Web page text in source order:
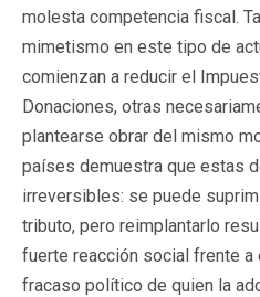
molesta competencia fiscal.
mimetismo en este tipo de
comienzan a reducir el
Donaciones, otras
plantearse obrar del mismo
países demuestra que estas
irreversibles: se puede
tributo, pero reimplantarlo
fuerte reacción social frente a
fracaso político de quien la